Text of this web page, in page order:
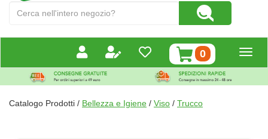
Prodotto
Cerca Prodotto
0prodotti
inseriti
Catalogo Prodotti / Bellezza e Igiene / Viso / Trucco